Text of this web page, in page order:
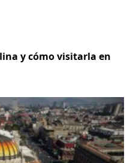
y cómo visitarla en